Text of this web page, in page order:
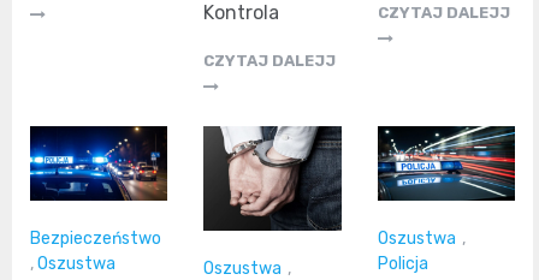
Kontrola
CZYTAJ DALEJJ
CZYTAJ DALEJJ
Bezpieczeństwo
,Oszustwa Oszustwa ,
Oszustwa ,
Policja